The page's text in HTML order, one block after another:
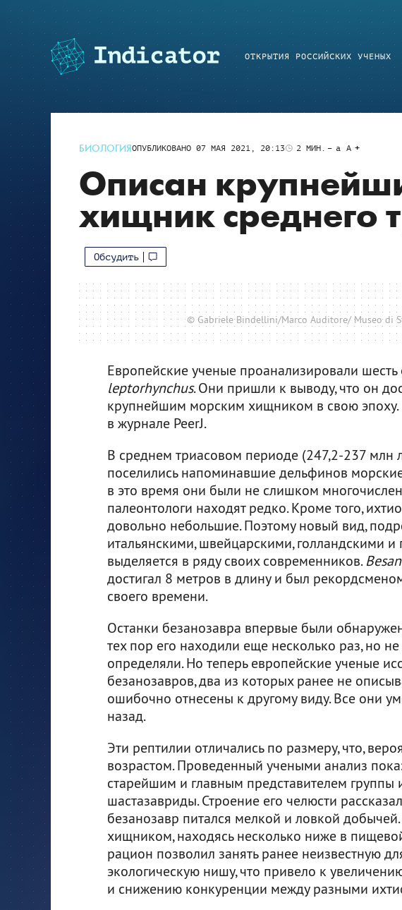
ОТКРЫТИЯ РОССИЙСКИХ УЧЕНЫХ
БИОЛОГИЯОПУБЛИКОВАНО 07 МАЯ 2021, 20:13 2 МИН. a A
Описан
хищник среднего
Обсудить
© Gabriele Bindellini/Marco Auditore/ Museo di
Европейские ученые проанализировали шесть
leptorhynchus. Они пришли к выводу, что он
крупнейшим морским хищником в свою эпоху.
в журнале PeerJ.
В среднем триасовом периоде (247,2-237 млн
поселились напоминавшие дельфинов
в это время они были не слишком
палеонтологи находят редко. Кроме того,
довольно небольшие. Поэтому новый вид,
итальянскими, швейцарскими, голландскими
выделяется в ряду своих современников.
достигал 8 метров в длину и был
своего времени.
Останки безанозавра впервые были
тех пор его находили еще несколько раз, но
определяли. Но теперь европейские ученые
безанозавров, два из которых ранее не
ошибочно отнесены к другому виду. Все они
назад.
Эти рептилии отличались по размеру, что,
возрастом. Проведенный учеными анализ
старейшим и главным представителем группы
шастазавриды. Строение его челюсти
безанозавр питался мелкой и ловкой
хищником, находясь несколько ниже в
рацион позволил занять ранее неизвестную
экологическую нишу, что привело к
и снижению конкуренции между разными